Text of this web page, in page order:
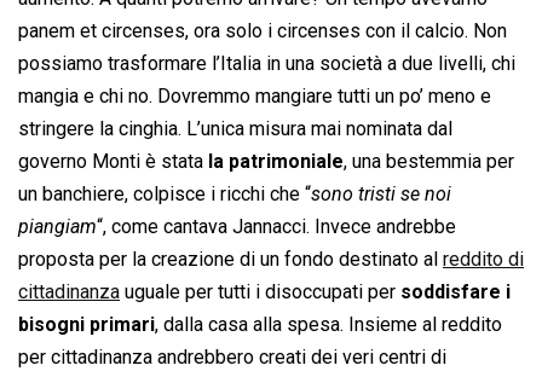
panem et circenses, ora solo i circenses con il calcio. Non
possiamo trasformare l’Italia in una società a due livelli, chi
mangia e chi no. Dovremmo mangiare tutti un po’ meno e
stringere la cinghia. L’unica misura mai nominata dal
governo Monti è stata la patrimoniale, una bestemmia per
un banchiere, colpisce i ricchi che “sono tristi se noi
piangiam“, come cantava Jannacci. Invece andrebbe
proposta per la creazione di un fondo destinato al reddito di
cittadinanza uguale per tutti i disoccupati per soddisfare i
bisogni primari, dalla casa alla spesa. Insieme al reddito
per cittadinanza andrebbero creati dei veri centri di